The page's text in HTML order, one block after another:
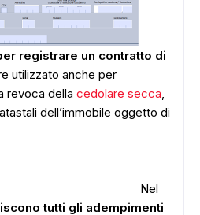
registrare un contratto di
utilizzato anche per
revoca della cedolare secca,
dell’immobile oggetto di
Nel
tutti gli adempimenti